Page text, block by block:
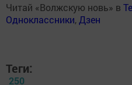
Читай «Волжскую новь» в
Одноклассники, Дзен
Теги:
250